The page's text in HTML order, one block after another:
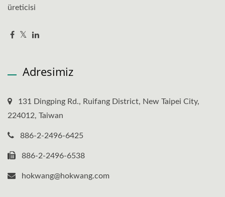
üreticisi
Adresimiz
131 Dingping Rd., Ruifang District, New Taipei City,
224012, Taiwan
886-2-2496-6425
886-2-2496-6538
hokwang@hokwang.com